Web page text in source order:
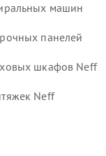
машин
панелей
шкафов Neff
Neff